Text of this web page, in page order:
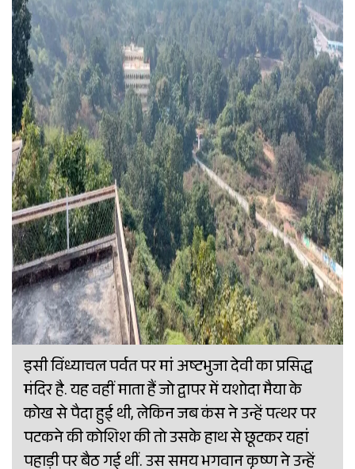
इसी विंध्याचल पर्वत पर मां अष्टभुजा देवी का प्रसिद्ध
मंदिर है. यह वहीं माता हैं जो द्वापर में यशोदा मैया के
कोख से पैदा हुई थी, लेकिन जब कंस ने उन्हें पत्थर पर
पटकने की कोशिश की तो उसके हाथ से छूटकर यहां
पहाड़ी पर बैठ गई थीं. उस समय भगवान कृष्ण ने उन्हें